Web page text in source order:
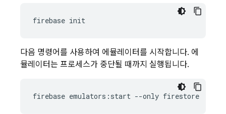
다음 명령어를 사용하여 에뮬레이터를 시작합니다. 에
뮬레이터는 프로세스가 중단될 때까지 실행됩니다.
firebase emulators:start --only firestore